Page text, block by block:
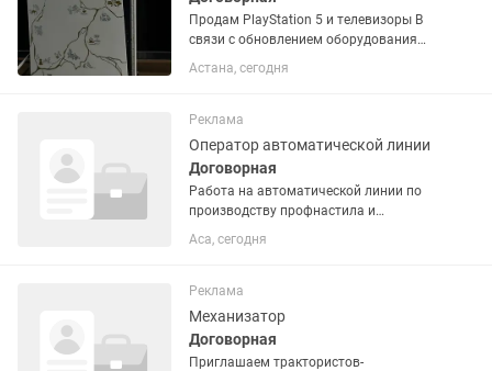
Продам PlayStation 5 и телевизоры В
связи с обновлением оборудования
продается техника в хорошем
состоянии. Все полностью исправно и
для компьютерного клуба, игровой...
Астана, сегодня
Реклама
Оператор автоматической линии
Договорная
Работа на автоматической линии по
производству профнастила и
металлочерепицы. Подготовка
оборудования к работе и запуск
параметров станка в соответствии с...
Аса, сегодня
Реклама
Механизатор
Договорная
Приглашаем трактористов-